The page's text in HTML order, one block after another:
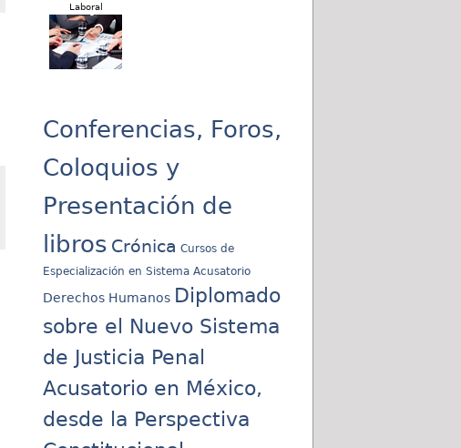
Laboral
Conferencias, Foros,
Coloquios y
Presentación de
libros Crónica Cursos de
Especialización en Sistema Acusatorio
Derechos Humanos Diplomado
sobre el Nuevo Sistema
de Justicia Penal
Acusatorio en México,
desde la Perspectiva